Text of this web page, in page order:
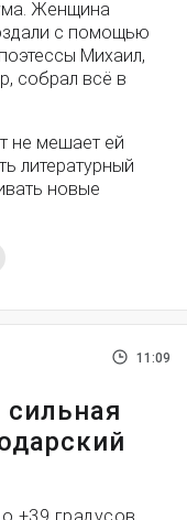
Женщина
с помощью
Михаил,
собрал всё в
не мешает ей
литературный
новые
11:09
+39 градусов